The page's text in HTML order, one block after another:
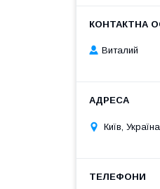
Виталий
Київ, Україна